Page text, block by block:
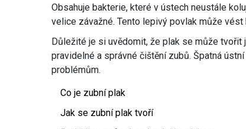
Obsahuje bakterie, které v ústech neustále
velice závažné. Tento lepivý povlak může
Důležité je si uvědomit, že plak se může
pravidelné a správné čištění zubů. Špatná
problémům.
Co je zubní plak
Jak se zubní plak tvoří